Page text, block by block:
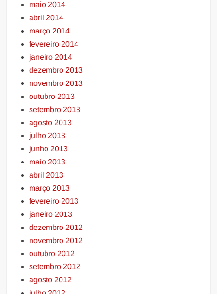
maio 2014
abril 2014
março 2014
fevereiro 2014
janeiro 2014
dezembro 2013
novembro 2013
outubro 2013
setembro 2013
agosto 2013
julho 2013
junho 2013
maio 2013
abril 2013
março 2013
fevereiro 2013
janeiro 2013
dezembro 2012
novembro 2012
outubro 2012
setembro 2012
agosto 2012